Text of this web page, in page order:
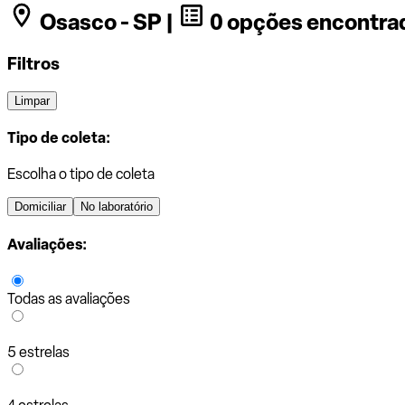
Osasco - SP | 0 opções
Filtros
Limpar
Tipo de coleta:
Escolha o tipo de coleta
Domiciliar No laboratório
Avaliações:
Todas as avaliações
5 estrelas